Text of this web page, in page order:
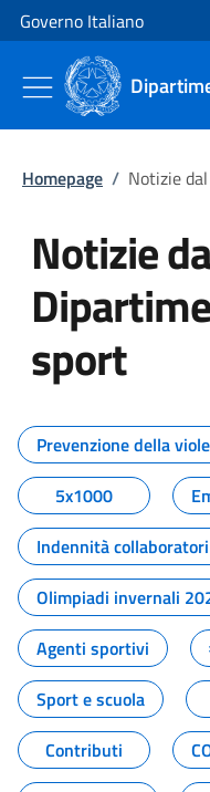
Vai al contenuto
Vai alla navigazione del sito
Governo Italiano
Homepage / Notizie
Notizie
sport
Tutti i
Prevenzione della
5x1000
Indennità
Olimpiadi invernali
Agenti sportivi
Sport e scuola
Contributi